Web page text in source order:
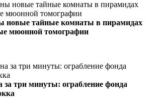
новые тайные комнаты в пирамидах
мюонной томографии
за три минуты: ограбление фонда